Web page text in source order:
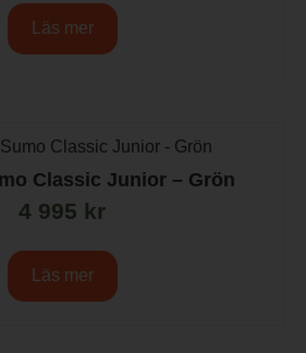
Läs mer
Classic Junior – Grön
4 995 kr
Läs mer